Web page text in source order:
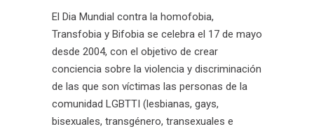
El Dia Mundial contra la homofobia,
Transfobia y Bifobia se celebra el 17 de mayo
desde 2004, con el objetivo de crear
conciencia sobre la violencia y discriminación
de las que son víctimas las personas de la
comunidad LGBTTI (lesbianas, gays,
bisexuales, transgénero, transexuales e